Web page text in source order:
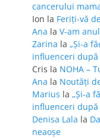
cancerului
Ion la Feriţi-vă
Ana la V-am
Zarina la „Și-a
influenceri
Cris la NOHA –
Ana la Noutăți
Marius la „Și-a
influenceri
Denisa Lala la
neaoșe